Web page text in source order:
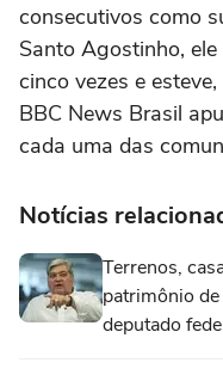
consecutivos como
Santo Agostinho,
cinco vezes e
BBC News Brasil
cada uma das
Notícias
Terrenos,
patrimônio
deputado